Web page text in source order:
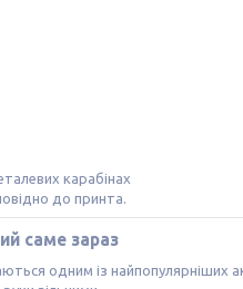
карабінах
до принта.
саме зараз
одним із найпопулярніших